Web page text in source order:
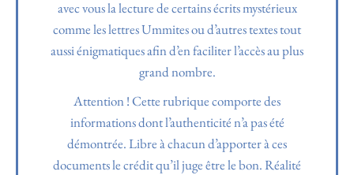
avec vous la lecture de certains écrits mystérieux
comme les lettres Ummites ou d’autres textes tout
aussi énigmatiques afin d’en faciliter l’accès au plus
grand nombre.
Attention ! Cette rubrique comporte des
informations dont l’authenticité n’a pas été
démontrée. Libre à chacun d’apporter à ces
documents le crédit qu’il juge être le bon. Réalité